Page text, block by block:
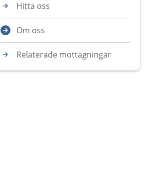
Hitta oss
Om oss
Relaterade mottagningar